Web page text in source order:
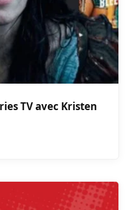
TV avec Kristen